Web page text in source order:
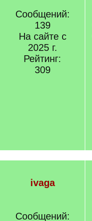
Сообщений:
139
На сайте с
2025 г.
Рейтинг:
309
ivaga
Сообщений: